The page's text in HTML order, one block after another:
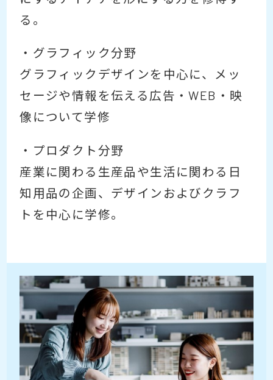
る。
・グラフィック分野
グラフィックデザインを中心に、メッ
セージや情報を伝える広告・WEB・映
像について学修
・プロダクト分野
産業に関わる生産品や生活に関わる日
知用品の企画、デザインおよびクラフ
トを中心に学修。